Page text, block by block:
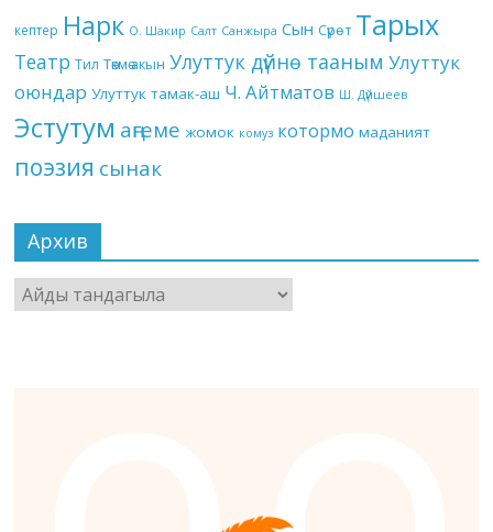
кептер Нарк О. Шакир Салт Санжыра Сын Сүрөт Тарых
Театр Тил Төкмө акын Улуттук дүйнө тааным Улуттук
оюндар Улуттук тамак-аш Ч. Айтматов Ш. Дүйшеев
Эстутум аңгеме жомок комуз котормо маданият
поэзия сынак
Архив
Архив